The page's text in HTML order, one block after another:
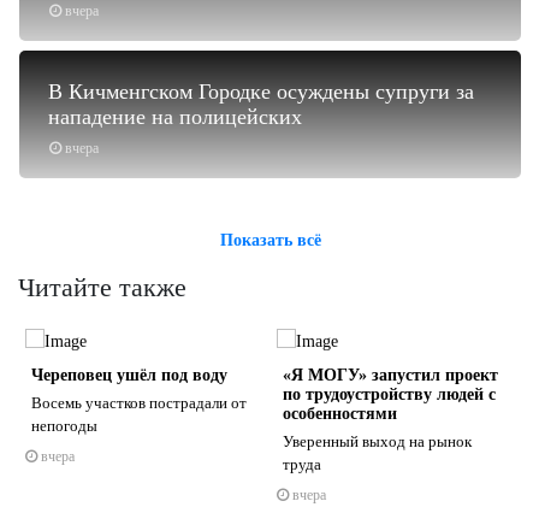
вчера
вчера
В Кичменгском Городке осуждены супруги за
нападение на полицейских
Показать всё
Читайте также
Череповец ушёл под воду
Восемь участков пострадали от
непогоды
вчера
«Я МОГУ» запустил проект
по трудоустройству людей с
особенностями
Уверенный выход на рынок
труда
вчера